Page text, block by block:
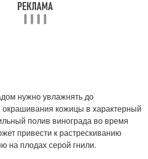
нужно увлажнять до
окрашивания кожицы в характерный
полив винограда во время
привести к растрескиванию
на плодах серой гнили.